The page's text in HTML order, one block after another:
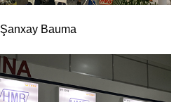
Şanxay Bauma